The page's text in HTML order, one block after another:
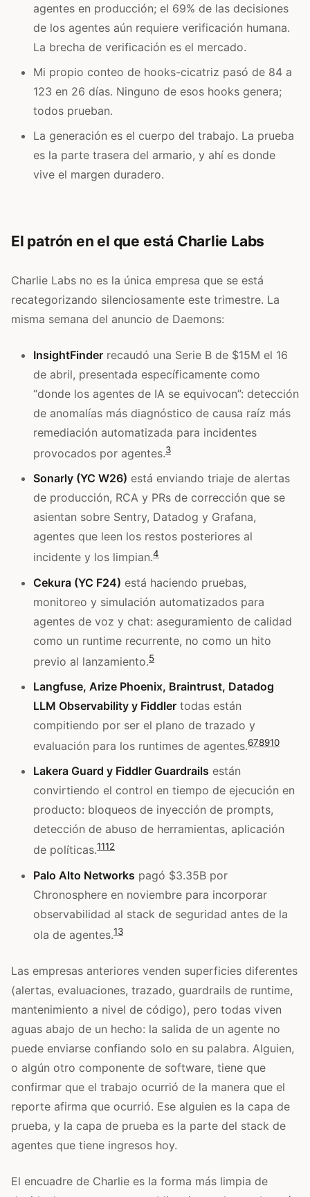
agentes en producción; el 69% de las decisiones
de los agentes aún requiere verificación humana.
La brecha de verificación es el mercado.
Mi propio conteo de hooks-cicatriz pasó de 84 a
123 en 26 días. Ninguno de esos hooks genera;
todos prueban.
La generación es el cuerpo del trabajo. La prueba
es la parte trasera del armario, y ahí es donde
vive el margen duradero.
El patrón en el que está Charlie Labs
Charlie Labs no es la única empresa que se está
recategorizando silenciosamente este trimestre. La
misma semana del anuncio de Daemons:
InsightFinder recaudó una Serie B de $15M el 16
de abril, presentada específicamente como
“donde los agentes de IA se equivocan”: detección
de anomalías más diagnóstico de causa raíz más
remediación automatizada para incidentes
provocados por agentes.3
Sonarly (YC W26) está enviando triaje de alertas
de producción, RCA y PRs de corrección que se
asientan sobre Sentry, Datadog y Grafana,
agentes que leen los restos posteriores al
incidente y los limpian.4
Cekura (YC F24) está haciendo pruebas,
monitoreo y simulación automatizados para
agentes de voz y chat: aseguramiento de calidad
como un runtime recurrente, no como un hito
previo al lanzamiento.5
Langfuse, Arize Phoenix, Braintrust, Datadog
LLM Observability y Fiddler todas están
compitiendo por ser el plano de trazado y
evaluación para los runtimes de agentes.678910
Lakera Guard y Fiddler Guardrails están
convirtiendo el control en tiempo de ejecución en
producto: bloqueos de inyección de prompts,
detección de abuso de herramientas, aplicación
de políticas.1112
Palo Alto Networks pagó $3.35B por
Chronosphere en noviembre para incorporar
observabilidad al stack de seguridad antes de la
ola de agentes.13
Las empresas anteriores venden superficies diferentes
(alertas, evaluaciones, trazado, guardrails de runtime,
mantenimiento a nivel de código), pero todas viven
aguas abajo de un hecho: la salida de un agente no
puede enviarse confiando solo en su palabra. Alguien,
o algún otro componente de software, tiene que
confirmar que el trabajo ocurrió de la manera que el
reporte afirma que ocurrió. Ese alguien es la capa de
prueba, y la capa de prueba es la parte del stack de
agentes que tiene ingresos hoy.
El encuadre de Charlie es la forma más limpia de